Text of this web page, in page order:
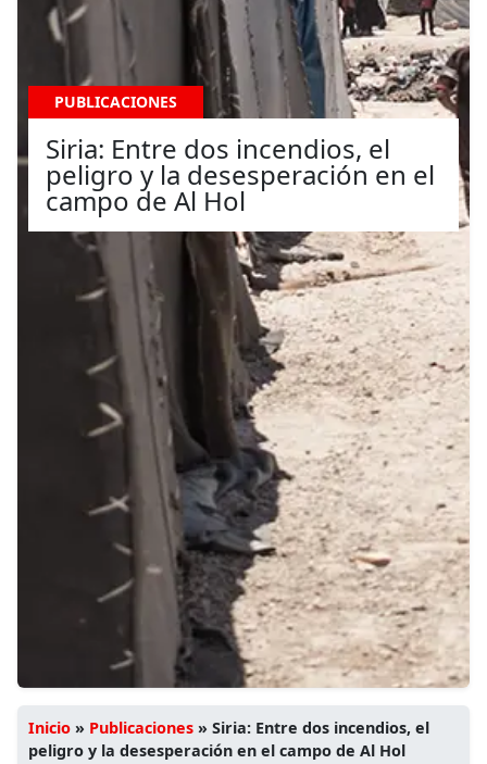
PUBLICACIONES
Siria: Entre dos incendios, el
peligro y la desesperación en el
campo de Al Hol
Inicio » Publicaciones » Siria: Entre dos incendios, el
peligro y la desesperación en el campo de Al Hol